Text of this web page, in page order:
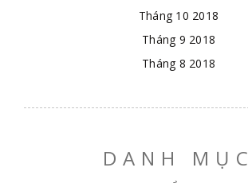
Tháng 10 2018
Tháng 9 2018
Tháng 8 2018
DANH MỤC